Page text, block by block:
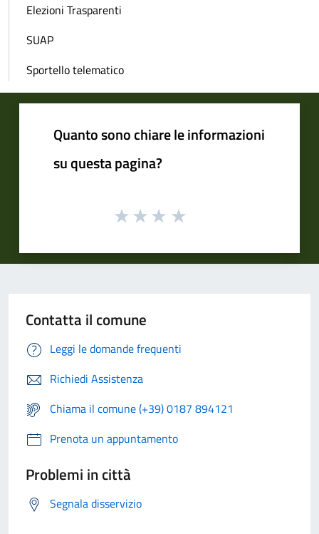
Elezioni Trasparenti
SUAP
Sportello telematico
Quanto sono chiare le informazioni
su questa pagina?
Contatta il comune
Leggi le domande frequenti
Richiedi Assistenza
Chiama il comune (+39) 0187 894121
Prenota un appuntamento
Problemi in città
Segnala disservizio